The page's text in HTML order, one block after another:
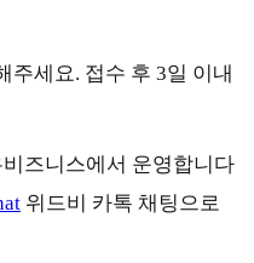
주세요. 접수 후 3일 이내
즈니스에서 운영합니다
위드비 카톡 채팅으로